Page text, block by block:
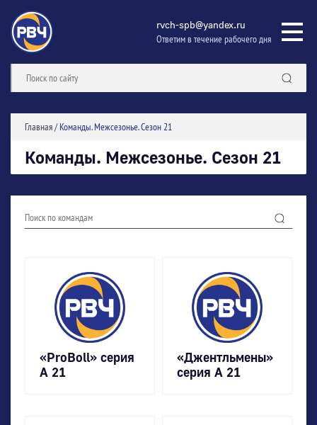
rvch-spb@yandex.ru
Ответим в течение рабочего дня
Главная/Команды. Межсезонье. Сезон 21
Команды. Межсезонье. Сезон 21
«ProBoll» серия
А 21
«Джентльмены»
серия А 21